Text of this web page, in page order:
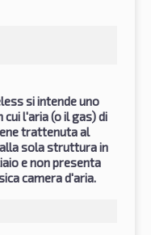
si intende uno
cui l'aria (o il gas) di
trattenuta al
sola struttura in
e non presenta
camera d'aria.